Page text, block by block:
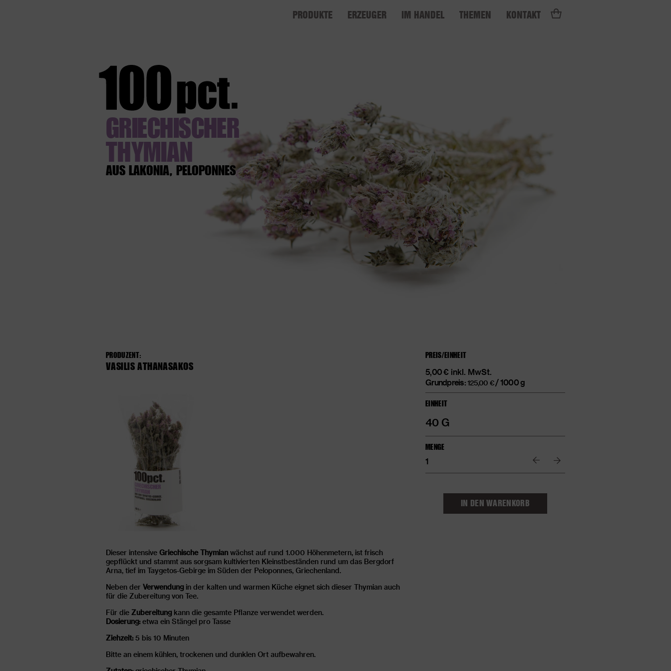
PRODUKTE ERZEUGER IM HANDEL THEMEN KONTAKT
GRIECHISCHER
THYMIAN
AUS LAKONIA, PELOPONNES
PRODUZENT:
VASILIS ATHANASAKOS
Dieser intensive Griechische Thymian wächst auf rund 1.000 Höhenmetern, ist frisch
gepflückt und stammt aus sorgsam kultivierten Kleinstbeständen rund um das Bergdorf
Arna, tief im Taygetos-Gebirge im Süden der Peloponnes, Griechenland.
Neben der Verwendung in der kalten und warmen Küche eignet sich dieser Thymian auch
für die Zubereitung von Tee.
Für die Zubereitung kann die gesamte Pflanze verwendet werden.
Dosierung: etwa ein Stängel pro Tasse
Ziehzeit: 5 bis 10 Minuten
Bitte an einem kühlen, trockenen und dunklen Ort aufbewahren.
PREIS/EINHEIT
5,00€ inkl. MwSt.
Grundpreis:125,00 €/1000g
EINHEIT
40 G
MENGE
Thymian
Menge
IN DEN WARENKORB